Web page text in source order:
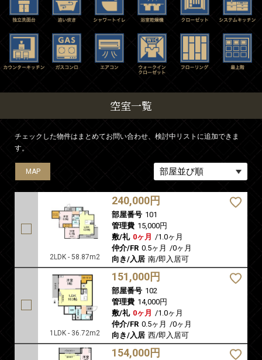
空室一覧
チェックした物件はまとめてお問い合わせ、検討中リストに追加できま
す。
MAP
2LDK - 58.87m2
240,000円
部屋番号 101
管理費 15,000円
敷/礼 0ヶ月 /1.0ヶ月
仲介/FR 0.5ヶ月 /0ヶ月
向き/入居 南/即入居可
MAP
1LDK - 36.72m2
151,000円
部屋番号 102
管理費 14,000円
敷/礼 0ヶ月 /1.0ヶ月
仲介/FR 0.5ヶ月 /0ヶ月
向き/入居 西/即入居可
MAP
154,000円
MAP
MAP
MAP
MAP